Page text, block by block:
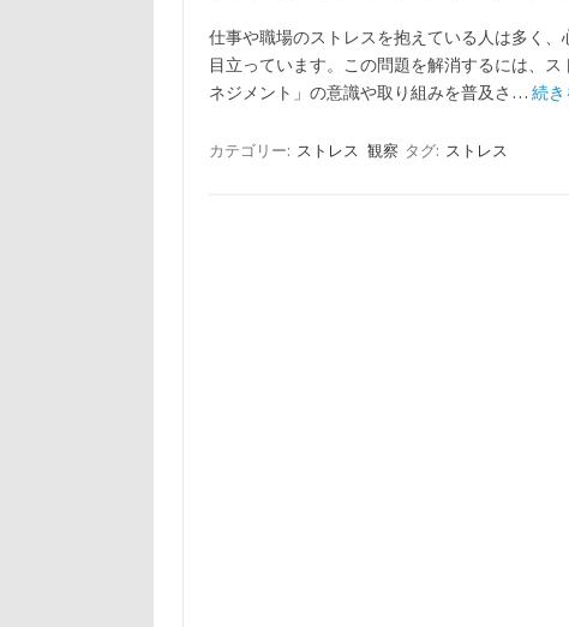
仕事や職場のストレスを抱えている人は多く
目立っています。この問題を解消するには、
ネジメント」の意識や取り組みを普及さ… 続き
カテゴリー: ストレス 観察 タグ: ストレス